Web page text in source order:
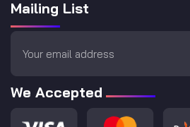
Mailing List
We Accepted